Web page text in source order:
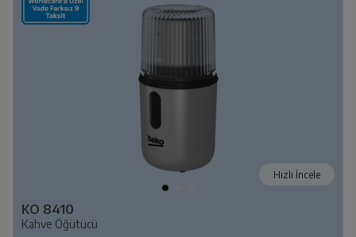
Hızlı İncele
KO 8410
Kahve Öğütücü